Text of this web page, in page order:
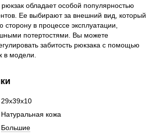
обладает особой популярностью
Ее выбирают за внешний вид, который
в процессе эксплуатации,
потертостями. Вы можете
забитость рюкзака с помощью
в модели.
29х39х10
Натуральная кожа
Большие